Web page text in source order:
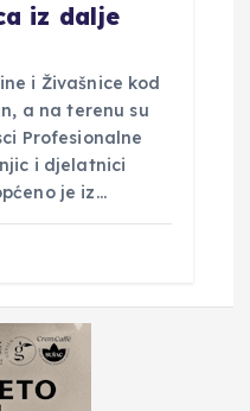
iz dalje
i Živašnice kod
a na terenu su
Profesionalne
i djelatnici
je iz…